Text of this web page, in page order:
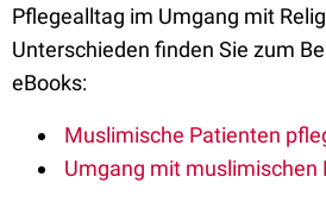
Pflegealltag im Umgang mit
Unterschieden finden Sie zum
eBooks:
Muslimische Patienten
Umgang mit muslimischen